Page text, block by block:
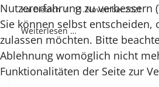
Kai Dietrich 11. November 2021
Weiterlesen …
Nutzererfahrung zu verbessern
Sie können selbst entscheiden,
zulassen möchten. Bitte
Ablehnung womöglich nicht
Funktionalitäten der Seite zur